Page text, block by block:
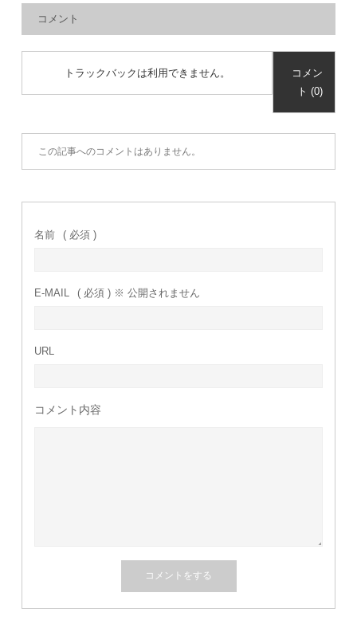
コメント
トラックバックは利用できません。
コメン
ト (0)
この記事へのコメントはありません。
名前 ( 必須 )
E-MAIL ( 必須 ) ※ 公開されません
URL
コメント内容